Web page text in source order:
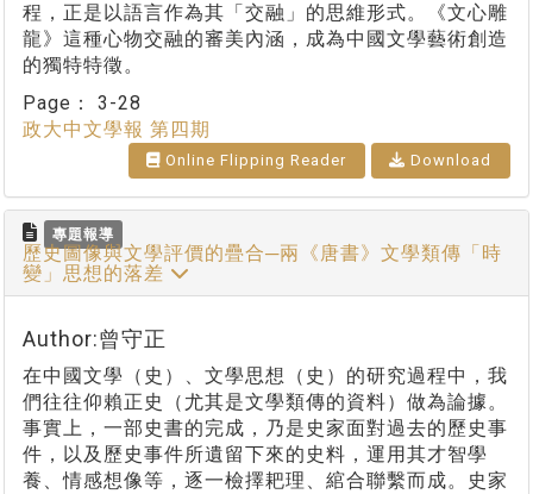
程，正是以語言作為其「交融」的思維形式。《文心雕
龍》這種心物交融的審美內涵，成為中國文學藝術創造
的獨特特徵。
Page： 3-28
政大中文學報 第四期
Online Flipping Reader Download
專題報導
歷史圖像與文學評價的疊合─兩《唐書》文學類傳「時
變」思想的落差
Author:曾守正
在中國文學（史）、文學思想（史）的研究過程中，我
們往往仰賴正史（尤其是文學類傳的資料）做為論據。
事實上，一部史書的完成，乃是史家面對過去的歷史事
件，以及歷史事件所遺留下來的史料，運用其才智學
養、情感想像等，逐一檢擇耙理、綰合聯繫而成。史家